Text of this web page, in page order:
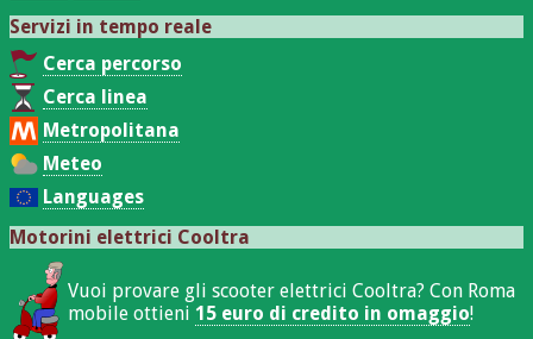
Servizi in tempo reale
Cerca percorso
Cerca linea
Metropolitana
Meteo
Languages
Motorini elettrici Cooltra
Vuoi provare gli scooter elettrici Cooltra? Con Roma
mobile ottieni 15 euro di credito in omaggio!